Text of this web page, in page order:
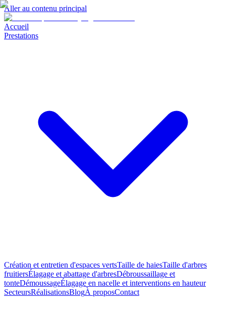
Aller au contenu principal
Accueil
Prestations
Création et entretien d'espaces vertsTaille de haiesTaille d'arbres
fruitiersÉlagage et abattage d'arbresDébroussaillage et
tonteDémoussageÉlagage en nacelle et interventions en hauteur
SecteursRéalisationsBlogÀ proposContact